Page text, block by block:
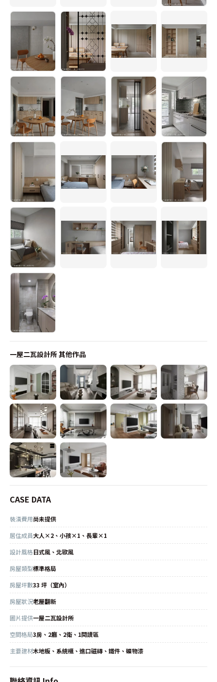
一屋二瓦設計所其他作品
CASE DATA
裝潢費用尚未提供
居住成員大人×2、小孩×1、長輩×1
設計風格日式風、北歐風
房屋類型標準格局
房屋坪數33 坪（室內）
房屋狀況老屋翻新
圖片提供一屋二瓦設計所
空間格局3房、2廳、2衛、1閱讀區
主要建材木地板、系統櫃、進口磁磚、鐵件、礦物漆